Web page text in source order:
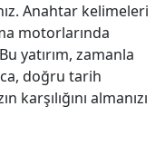
Anahtar kelimeleri
motorlarında
yatırım, zamanla
doğru tarih
karşılığını almanızı